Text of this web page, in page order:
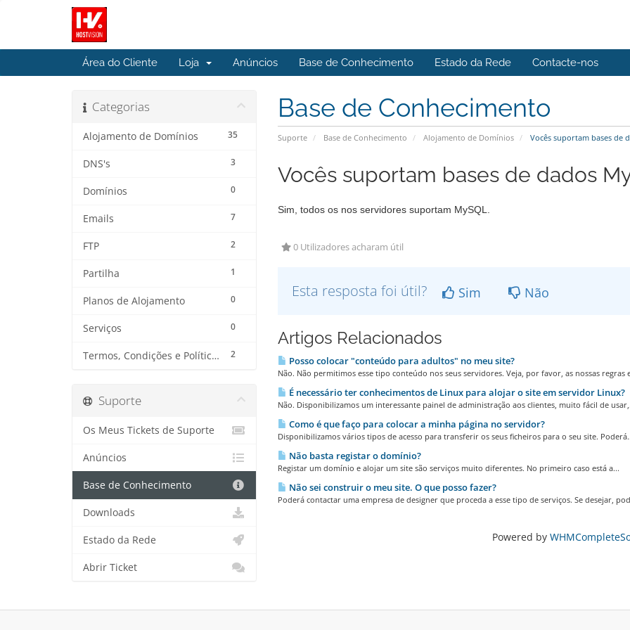
Área do Cliente Loja Anúncios Base de Conhecimento Estado da Rede Contacte-nos
Base de Conhecimento
Suporte Base de Conhecimento Alojamento de Domínios Vocês suportam bases de
Categorias
35
Alojamento de Domínios
3
DNS's
0
Domínios
7
Emails
2
FTP
1
Partilha
0
Planos de Alojamento
0
Serviços
2
Termos, Condições e Política de Privacidade
Vocês suportam bases de dados
Sim, todos os nos servidores suportam MySQL.
0 Utilizadores acharam útil
Esta resposta foi útil? Sim Não
Artigos Relacionados
Posso colocar "conteúdo para adultos" no meu site?
Não. Não permitimos esse tipo conteúdo nos seus servidores. Veja, por favor, as nossas regras
É necessário ter conhecimentos de Linux para alojar o site em servidor Linux?
Não. Disponibilizamos um interessante painel de administração aos clientes, muito fácil de
Como é que faço para colocar a minha página no servidor?
Disponibilizamos vários tipos de acesso para transferir os seus ficheiros para o seu site.
Não basta registar o domínio?
Registar um domínio e alojar um site são serviços muito diferentes. No primeiro caso está a...
Não sei construir o meu site. O que posso fazer?
Poderá contactar uma empresa de designer que proceda a esse tipo de serviços. Se desejar,
Powered by
Suporte
Os Meus Tickets de Suporte
Anúncios
Base de Conhecimento
Downloads
Estado da Rede
Abrir Ticket